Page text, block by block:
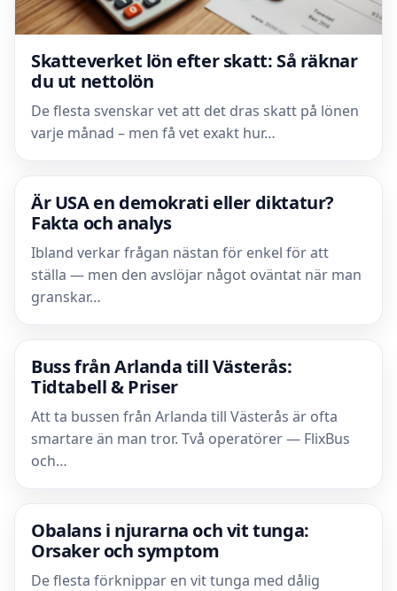
Skatteverket lön efter skatt: Så räknar
du ut nettolön
De flesta svenskar vet att det dras skatt på lönen
varje månad – men få vet exakt hur…
Är USA en demokrati eller diktatur?
Fakta och analys
Ibland verkar frågan nästan för enkel för att
ställa — men den avslöjar något oväntat när man
granskar…
Buss från Arlanda till Västerås:
Tidtabell & Priser
Att ta bussen från Arlanda till Västerås är ofta
smartare än man tror. Två operatörer — FlixBus
och…
Obalans i njurarna och vit tunga:
Orsaker och symptom
De flesta förknippar en vit tunga med dålig